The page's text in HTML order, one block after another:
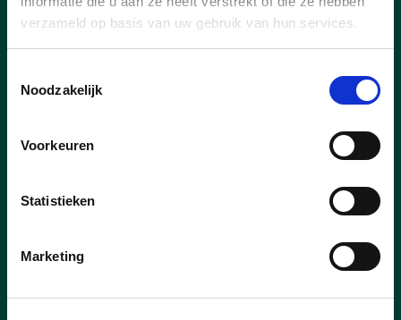
verzameld op basis van uw gebruik van hun services.
Noodzakelijk
Voorkeuren
Statistieken
Marketing
Klinkt Goed! Zwevegem!
Zin in zwoele zomeravonden met live
muziek, met daarbij een koel drankje op
Zwevegem 'Klinkt Goed'!
transformeren we de mooiste historische
pop-up zomerterras. En o ja: op 6